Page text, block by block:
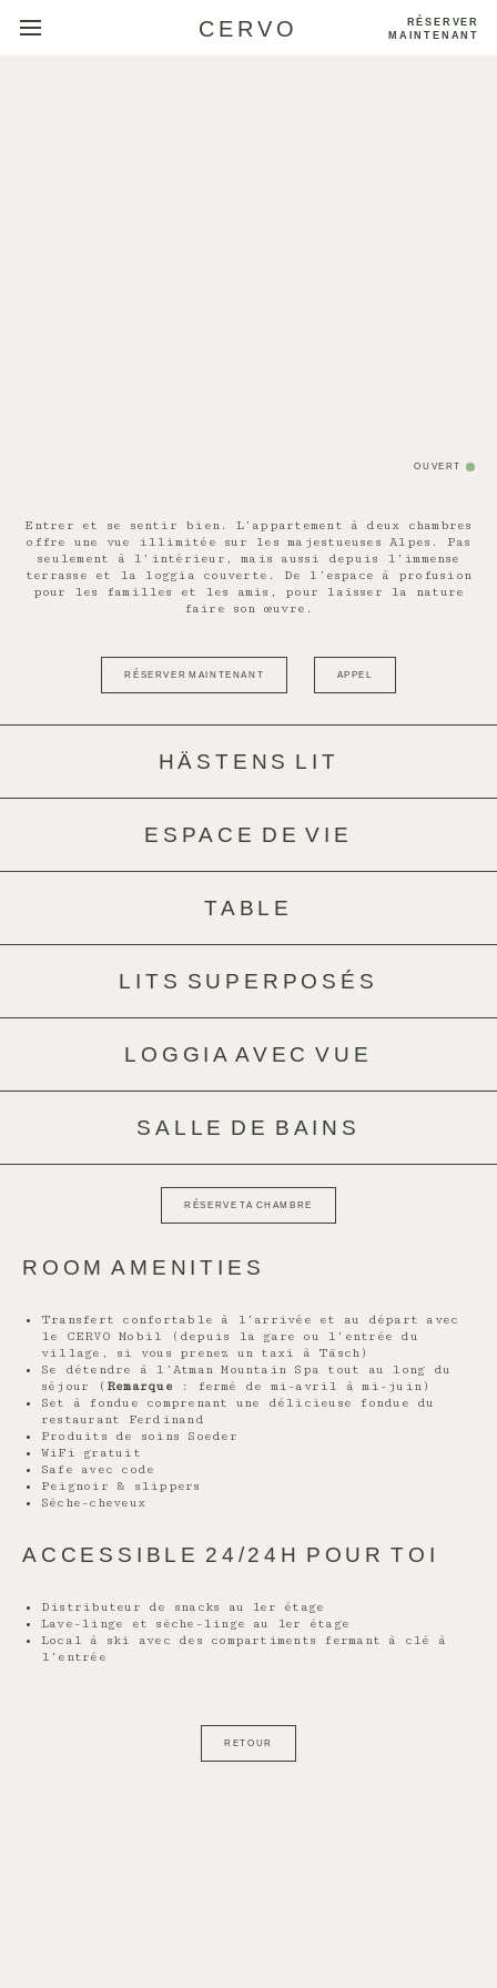
CERVO
RÉSERVER
MAINTENANT
OUVERT
Entrer et se sentir bien. L’appartement à deux chambres
offre une vue illimitée sur les majestueuses Alpes. Pas
seulement à l’intérieur, mais aussi depuis l’immense
terrasse et la loggia couverte. De l’espace à profusion
pour les familles et les amis, pour laisser la nature
faire son œuvre.
RÉSERVER MAINTENANT APPEL
HÄSTENS LIT
ESPACE DE VIE
TABLE
LITS SUPERPOSÉS
LOGGIA AVEC VUE
SALLE DE BAINS
RÉSERVE TA CHAMBRE
ROOM AMENITIES
Transfert confortable à l’arrivée et au départ avec
le CERVO Mobil (depuis la gare ou l’entrée du
village, si vous prenez un taxi à Täsch)
Se détendre à l’Atman Mountain Spa tout au long du
séjour ( Remarque : fermé de mi-avril à mi-juin)
Set à fondue comprenant une délicieuse fondue du
restaurant Ferdinand
Produits de soins Soeder
WiFi gratuit
Safe avec code
Peignoir & slippers
Sèche-cheveux
ACCESSIBLE 24/24H POUR TOI
Distributeur de snacks au 1er étage
Lave-linge et sèche-linge au 1er étage
Local à ski avec des compartiments fermant à clé à
l’entrée
RETOUR